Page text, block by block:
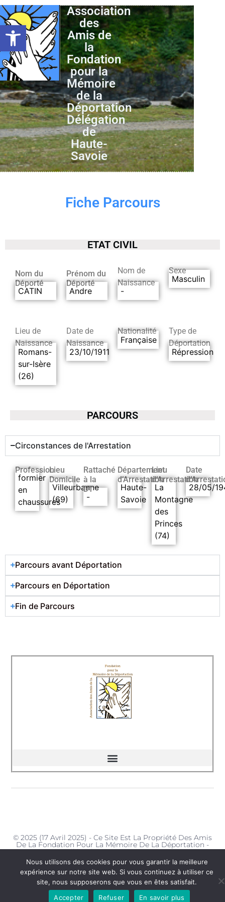
Ouvrir la barre d’outils
Association
des
Amis de
la
Fondation
pour la
Mémoire
de la
Déportation
Délégation
de
Haute-
Savoie
Fiche Parcours
ETAT CIVIL
Nom du
Déporté
CATIN
Prénom du
Déporté
Andre
Nom de
Naissance
-
Sexe
Masculin
Lieu de
Naissance
Romans-
sur-Isère
(26)
Date de
Naissance
23/10/1911
Nationalité
Française
Type de
Déportation
Répression
PARCOURS
Circonstances de l'Arrestation
Profession
formier
en
chaussures
Lieu
Domicile
Villeurbanne
(69)
Rattaché
à la
DT
-
Département
d’Arrestation
Haute-
Savoie
Lieu
d’Arrestation
La
Montagne
des
Princes
(74)
Date
28/05/
Parcours avant Déportation
Parcours en Déportation
Fin de Parcours
© 2025 (17 Avril 2025) - Ce Site Est La Propriété Des Amis
De La Fondation Pour La Mémoire De La Déportation -
Délégation De Haute-Savoie
Nous utilisons des cookies pour vous garantir la meilleure
expérience sur notre site web. Si vous continuez à utiliser ce
site, nous supposerons que vous en êtes satisfait.
Accepter
Refuser En savoir plus